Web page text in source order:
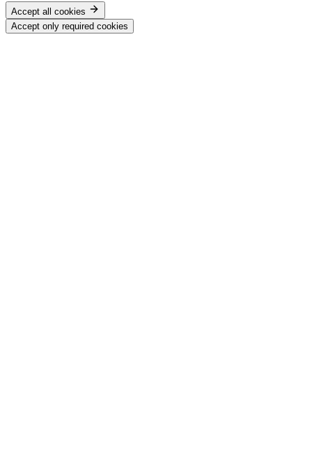
Accept all cookies
Accept only required cookies